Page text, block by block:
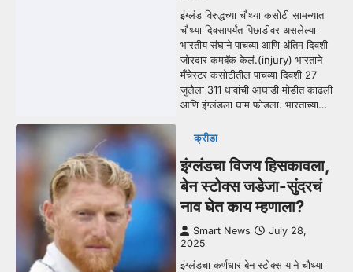
इंग्लंड विरुद्धच्या चौथ्या कसोटी सामन्यात
चौथ्या दिवसापर्यंत पिछाडीवर असलेल्या
भारतीय संघाने पाचव्या आणि अंतिम दिवशी
जोरदार कमबॅक केलं.(injury) भारताने
मँचेस्टर कसोटीतील पाचव्या दिवशी 27
जुलैला 311 धावांची आघाडी मोडीत काढली
आणि इंग्लंडला घाम फोडला. भारताच्या…
क्रीडा
इंग्लंडचा विजय हिसकावला,
बेन स्टोक्स जडेजा-सुंदरचं
नाव घेत काय म्हणाला?
Smart News
July 28,
2025
इंग्लंडचा कर्णधार बेन स्टोक्स याने चौथ्या